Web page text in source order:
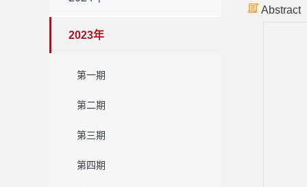
2023年
第一期
第二期
第三期
第四期
Abstract